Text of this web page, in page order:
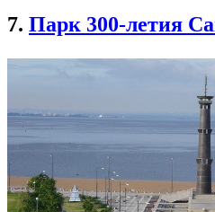
7. Парк 300-летия